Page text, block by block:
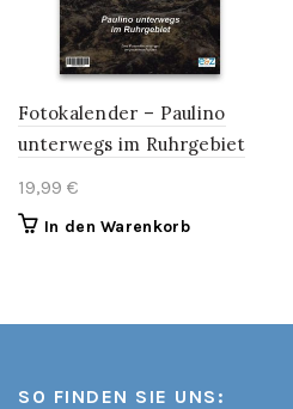
Fotokalender – Paulino
unterwegs im Ruhrgebiet
19,99 €
In den Warenkorb
SO FINDEN SIE UNS: